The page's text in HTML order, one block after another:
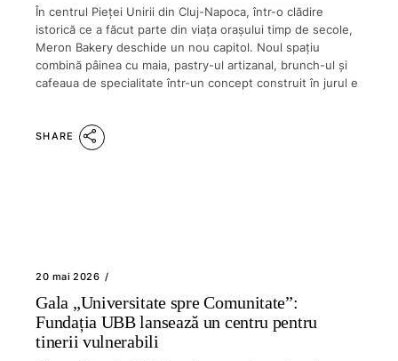
În centrul Pieței Unirii din Cluj-Napoca, într-o clădire
istorică ce a făcut parte din viața orașului timp de secole,
Meron Bakery deschide un nou capitol. Noul spațiu
combină pâinea cu maia, pastry-ul artizanal, brunch-ul și
cafeaua de specialitate într-un concept construit în jurul e
SHARE
20 mai 2026
Gala „Universitate spre Comunitate”:
Fundația UBB lansează un centru pentru
tinerii vulnerabili